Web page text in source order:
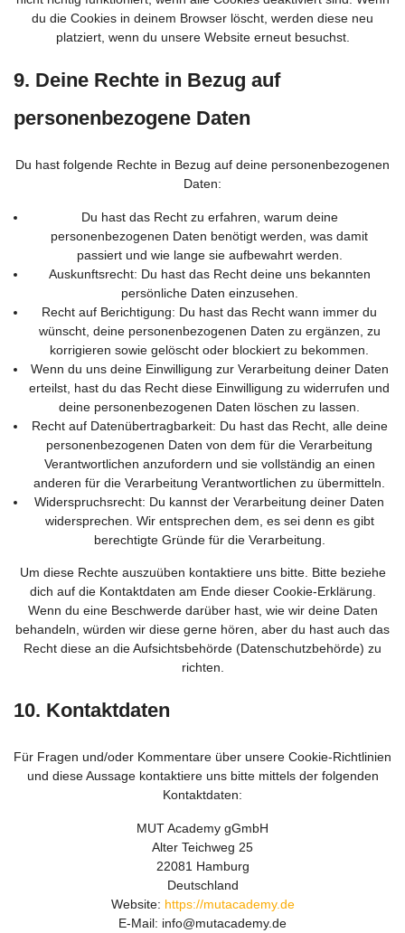
du die Cookies in deinem Browser löscht, werden diese neu
platziert, wenn du unsere Website erneut besuchst.
9. Deine Rechte in Bezug auf
personenbezogene Daten
Du hast folgende Rechte in Bezug auf deine personenbezogenen
Daten:
Du hast das Recht zu erfahren, warum deine
personenbezogenen Daten benötigt werden, was damit
passiert und wie lange sie aufbewahrt werden.
Auskunftsrecht: Du hast das Recht deine uns bekannten
persönliche Daten einzusehen.
Recht auf Berichtigung: Du hast das Recht wann immer du
wünscht, deine personenbezogenen Daten zu ergänzen, zu
korrigieren sowie gelöscht oder blockiert zu bekommen.
Wenn du uns deine Einwilligung zur Verarbeitung deiner Daten
erteilst, hast du das Recht diese Einwilligung zu widerrufen und
deine personenbezogenen Daten löschen zu lassen.
Recht auf Datenübertragbarkeit: Du hast das Recht, alle deine
personenbezogenen Daten von dem für die Verarbeitung
Verantwortlichen anzufordern und sie vollständig an einen
anderen für die Verarbeitung Verantwortlichen zu übermitteln.
Widerspruchsrecht: Du kannst der Verarbeitung deiner Daten
widersprechen. Wir entsprechen dem, es sei denn es gibt
berechtigte Gründe für die Verarbeitung.
Um diese Rechte auszuüben kontaktiere uns bitte. Bitte beziehe
dich auf die Kontaktdaten am Ende dieser Cookie-Erklärung.
Wenn du eine Beschwerde darüber hast, wie wir deine Daten
behandeln, würden wir diese gerne hören, aber du hast auch das
Recht diese an die Aufsichtsbehörde (Datenschutzbehörde) zu
richten.
10. Kontaktdaten
Für Fragen und/oder Kommentare über unsere Cookie-Richtlinien
und diese Aussage kontaktiere uns bitte mittels der folgenden
Kontaktdaten:
MUT Academy gGmbH
Alter Teichweg 25
22081 Hamburg
Deutschland
Website: https://mutacademy.de
E-Mail: info@mutacademy.de